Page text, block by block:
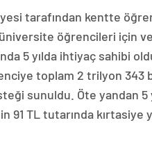
tarafından kentte
öğrencileri için
5 yılda ihtiyaç sahibi
toplam 2 trilyon 343
sunuldu. Öte yandan 5
91 TL tutarında kırtasiye